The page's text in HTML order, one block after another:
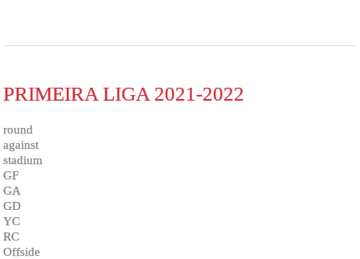
PRIMEIRA LIGA 2021-2022
round
against
stadium
GF
GA
GD
YC
RC
Offside